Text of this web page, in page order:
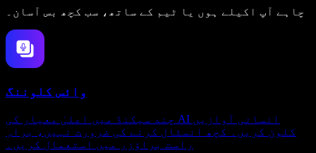
چاہے آپ اکیلے ہوں یا ٹیم کے ساتھ، سب کچھ بس آسان۔
وائس کلوننگ
چند سیکنڈ میں اعلیٰ معیار کی AI انسانی آوازیں
کلون کریں۔ کچھ انسٹال کرنے کی ضرورت نہیں، براہِ
راست براؤزر میں استعمال کریں۔